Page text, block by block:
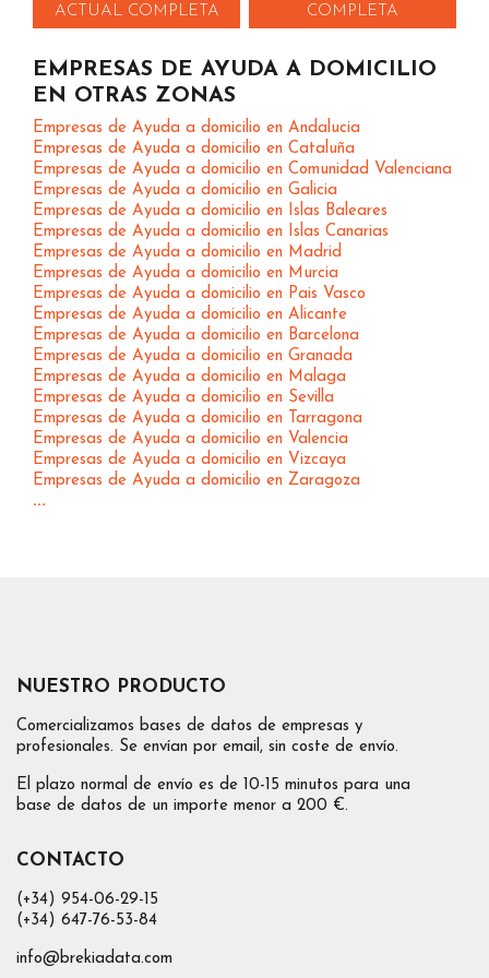
ACTUAL COMPLETA
COMPLETA
EMPRESAS DE AYUDA A DOMICILIO
EN OTRAS ZONAS
Empresas de Ayuda a domicilio en Andalucia
Empresas de Ayuda a domicilio en Cataluña
Empresas de Ayuda a domicilio en Comunidad Valenciana
Empresas de Ayuda a domicilio en Galicia
Empresas de Ayuda a domicilio en Islas Baleares
Empresas de Ayuda a domicilio en Islas Canarias
Empresas de Ayuda a domicilio en Madrid
Empresas de Ayuda a domicilio en Murcia
Empresas de Ayuda a domicilio en Pais Vasco
Empresas de Ayuda a domicilio en Alicante
Empresas de Ayuda a domicilio en Barcelona
Empresas de Ayuda a domicilio en Granada
Empresas de Ayuda a domicilio en Malaga
Empresas de Ayuda a domicilio en Sevilla
Empresas de Ayuda a domicilio en Tarragona
Empresas de Ayuda a domicilio en Valencia
Empresas de Ayuda a domicilio en Vizcaya
Empresas de Ayuda a domicilio en Zaragoza
...
NUESTRO PRODUCTO
Comercializamos bases de datos de empresas y
profesionales. Se envían por email, sin coste de envío.
El plazo normal de envío es de 10-15 minutos para una
base de datos de un importe menor a 200 €.
CONTACTO
(+34) 954-06-29-15
(+34) 647-76-53-84
info@brekiadata.com